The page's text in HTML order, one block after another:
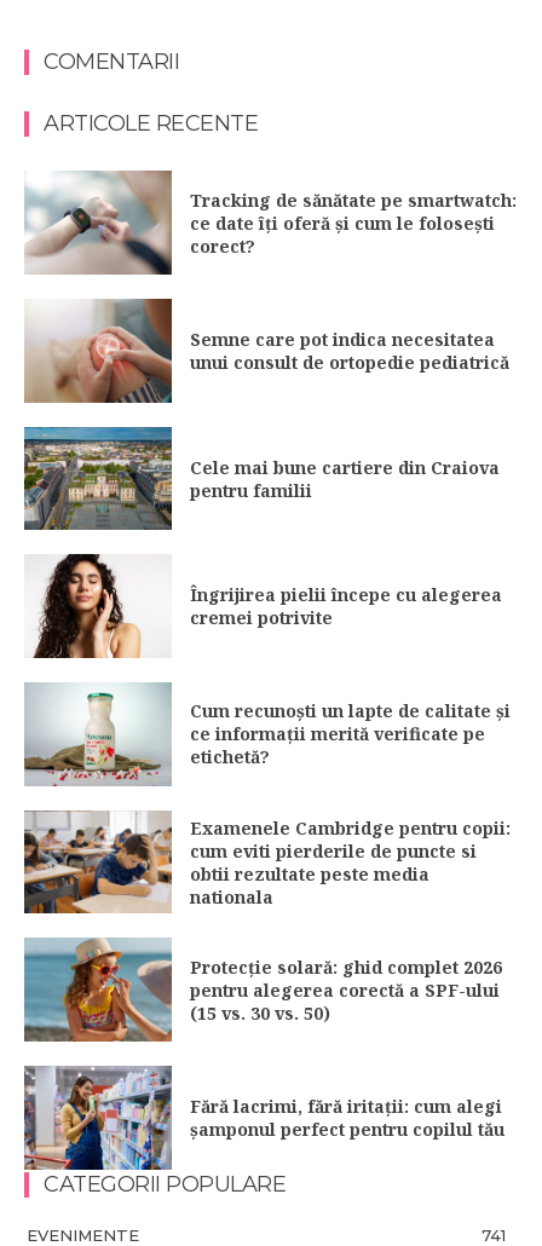
COMENTARII
ARTICOLE RECENTE
Tracking de sănătate pe smartwatch:
ce date îți oferă și cum le folosești
corect?
Semne care pot indica necesitatea
unui consult de ortopedie pediatrică
Cele mai bune cartiere din Craiova
pentru familii
Îngrijirea pielii începe cu alegerea
cremei potrivite
Cum recunoști un lapte de calitate și
ce informații merită verificate pe
etichetă?
Examenele Cambridge pentru copii:
cum eviti pierderile de puncte si
obtii rezultate peste media
nationala
Protecție solară: ghid complet 2026
pentru alegerea corectă a SPF-ului
(15 vs. 30 vs. 50)
Fără lacrimi, fără iritații: cum alegi
șamponul perfect pentru copilul tău
CATEGORII POPULARE
EVENIMENTE
741